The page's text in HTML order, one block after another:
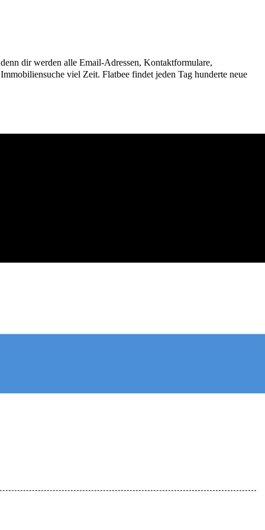
dir werden alle Email-Adressen, Kontaktformulare,
viel Zeit. Flatbee findet jeden Tag hunderte neue